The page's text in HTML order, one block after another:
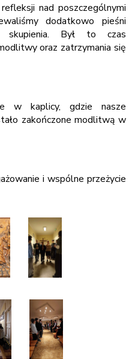
nad poszczególnymi
dodatkowo pieśni
skupienia. Był to czas
oraz zatrzymania się
w kaplicy, gdzie nasze
zakończone modlitwą w
i wspólne przeżycie